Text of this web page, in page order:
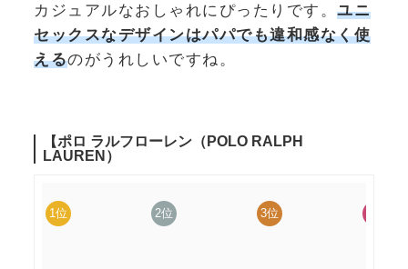
カジュアルなおしゃれにぴったりです。 ユニ
セックスなデザインはパパでも違和感なく使
えるのがうれしいですね。